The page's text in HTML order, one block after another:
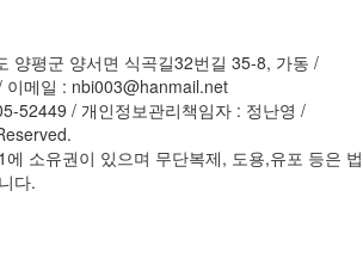
양평군 양서면 식곡길32번길 35-8, 가동 /
메일 : nbi003@hanmail.net
52449 / 개인정보관리책임자 : 정난영 /
소유권이 있으며 무단복제, 도용,유포 등은 법
다.